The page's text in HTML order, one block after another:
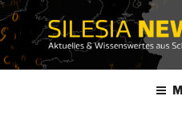
Zum
Inhalt
springen